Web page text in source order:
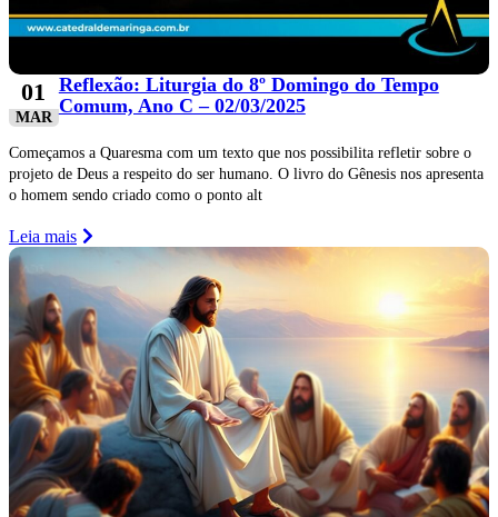
01
MAR
Reflexão: Liturgia do 8º Domingo do Tempo
Comum, Ano C – 02/03/2025
Começamos a Quaresma com um texto que nos possibilita refletir sobre o
projeto de Deus a respeito do ser humano. O livro do Gênesis nos apresenta
o homem sendo criado como o ponto alt
Leia mais